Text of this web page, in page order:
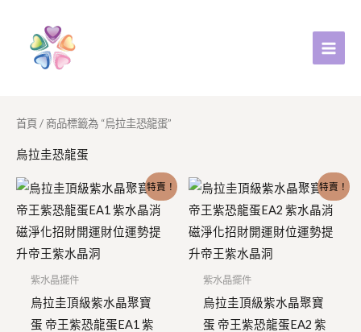
首頁/ 商品標籤為 “烏拉圭恐龍蛋”
烏拉圭恐龍蛋
特賣！
紫水晶擺件
烏拉圭頂級紫水晶聚寶
蛋 帝王紫恐龍蛋EA1 紫
原
始
價
格：
NT$5,800。
目
前
價
格：
NT$3,600。
特賣！
紫水晶擺件
烏拉圭頂級紫水晶聚寶
蛋 帝王紫恐龍蛋EA2 紫
原
始
價
格：
NT$6,500。
目
前
價
格：
NT$4,500